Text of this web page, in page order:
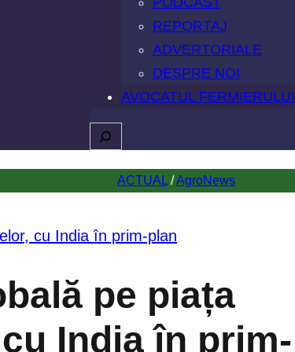
REPORTAJ
ADVERTORIALE
DESPRE NOI
AVOCATUL FERMIERULUI
Caută
ACTUAL / AgroNews
pe piața
India în prim-